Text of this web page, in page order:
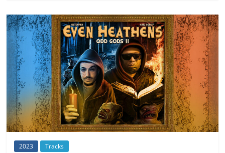
2023 Tracks